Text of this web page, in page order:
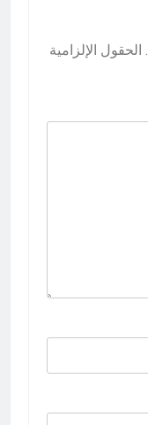
الحقول الإلزامية